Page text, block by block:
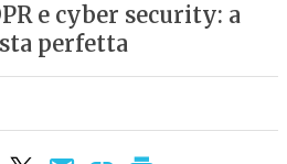
e cyber security: a
perfetta